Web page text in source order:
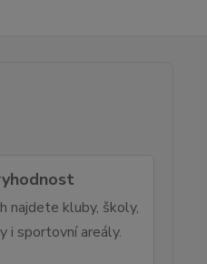
najdete kluby, školy,
i sportovní areály.